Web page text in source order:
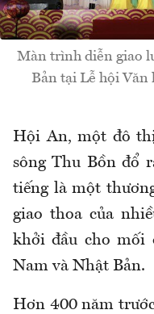
Màn trình diễn giao
Bản tại Lễ hội
Hội An, một đô
sông Thu Bồn đổ
tiếng là một
giao thoa của
khởi đầu cho mối
Nam và Nhật Bản.
Hơn 400 năm